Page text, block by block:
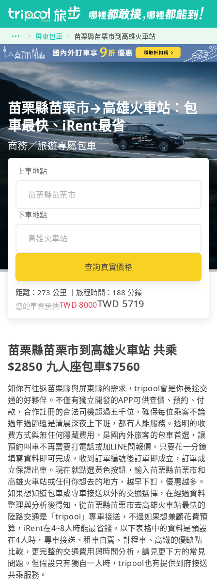
屏東包車 苗栗縣苗栗市到高雄火車站
苗栗縣苗栗市→高雄火車站：包
車最快、iRent最省
商務／旅遊專屬包車
上車地點
下車地點
查詢真實價格
距離 ： 273 公里 旅程時間 ： 188 分鐘
您的車資預估TWD8000TWD 5719
苗栗縣苗栗市到高雄火車站 共乘
$2850 九人座包車$7560
如你有往返苗栗縣與屏東縣的需求，tripool會是你長途交
通的好夥伴。不僅有獨立開發的APP可供查價、預約、付
款，合作註冊的合法司機超過五千位，確保每位乘客不論
過年過節還是清晨深夜上下班，都有人能服務。透明的收
費方式與無任何隱藏費用，是國內外旅客的包車首選，讓
預約叫車不再需要打電話或加LINE問報價，只要花一分鐘
填寫資料即可完成，收到訂單編號後訂單即成立，訂單成
立保證出車。現在就點選黃色按鈕，輸入苗栗縣苗栗市和
高雄火車站或任何你想去的地方，越早下訂，優惠越多。
如果想知道包車或專車接送以外的交通選擇，在經過資料
整理與分析後得知，從苗栗縣苗栗市去高雄火車站最快的
陸路交通是「tripool」專車接送，不過如果想兼顧花費預
算，iRent在4~8人時能最省錢。以下表格中的資料是預設
在4人時，專車接送、租車自駕、計程車、高鐵的優缺點
比較，更完整的交通費用與時間分析，請見更下方的常見
問題。但假設只有獨自一人時，tripool也有提供到府接送
共乘服務。